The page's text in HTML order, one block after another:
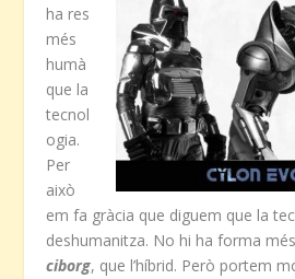
ha res
més
humà
que la
tecnol
ogia.
Per
això
em fa gràcia que diguem que la
deshumanitza. No hi ha forma
ciborg, que l’híbrid. Però portem